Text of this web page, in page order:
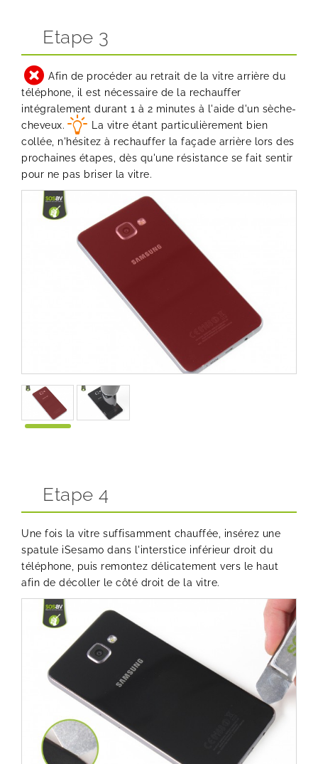
Etape 3
Afin de procéder au retrait de la vitre arrière du
téléphone, il est nécessaire de la rechauffer
intégralement durant 1 à 2 minutes à l'aide d'un sèche-
cheveux.
La vitre étant particulièrement bien
collée, n'hésitez à rechauffer la façade arrière lors des
prochaines étapes, dès qu'une résistance se fait sentir
pour ne pas briser la vitre.
Etape 4
Une fois la vitre suffisamment chauffée, insérez une
spatule iSesamo dans l'interstice inférieur droit du
téléphone, puis remontez délicatement vers le haut
afin de décoller le côté droit de la vitre.